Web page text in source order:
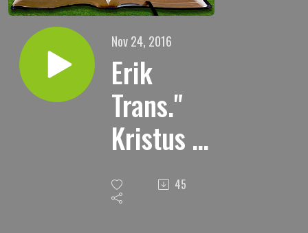
Nov 24, 2016
Erik
Trans."
Kristus er
den som
er død,ja
45